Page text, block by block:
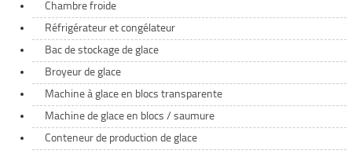
Chambre froide
Réfrigérateur et congélateur
Bac de stockage de glace
Broyeur de glace
Machine à glace en blocs transparente
Machine de glace en blocs / saumure
Conteneur de production de glace